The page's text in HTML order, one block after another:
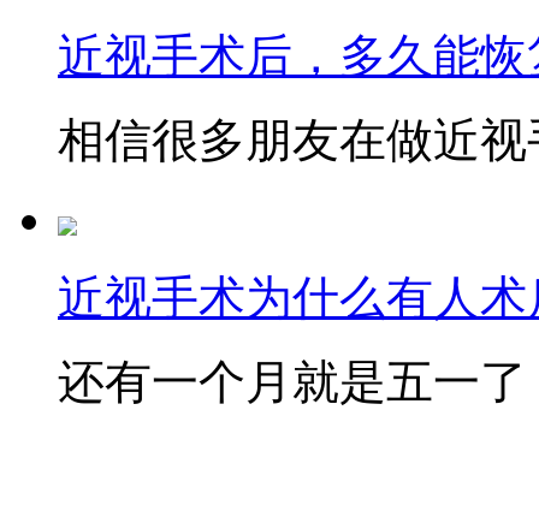
近视手术后，多久能
相信很多朋友在做近
近视手术为什么有人
还有一个月就是五一